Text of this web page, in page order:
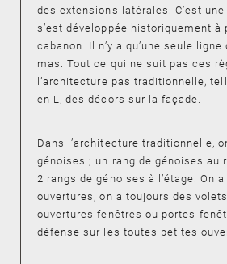
des extensions latérales. C’est
s’est développée historiquement à
cabanon. Il n’y a qu’une seule
mas. Tout ce qui ne suit pas ces
l’architecture pas traditionnelle,
en L, des décors sur la façade.
Dans l’architecture traditionnelle,
génoises ; un rang de génoises au
2 rangs de génoises à l’étage. On
ouvertures, on a toujours des
ouvertures fenêtres ou portes-
défense sur les toutes petites